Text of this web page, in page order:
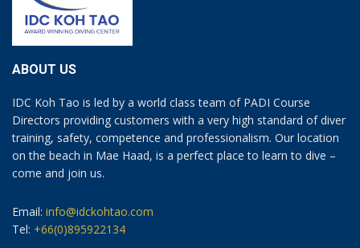
ABOUT US
IDC Koh Tao is led by a world class team of PADI Course
Directors providing customers with a very high standard of diver
training, safety, competence and professionalism. Our location
on the beach in Mae Haad, is a perfect place to learn to dive –
come and join us.
Email: info@idckohtao.com
Tel: +66(0)895922134